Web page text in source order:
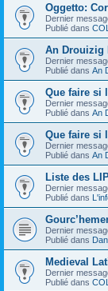
Oggetto:
Dernier
Publié dans
An Drouizig
Dernier
Publié dans An
Que faire si
Dernier
Publié dans An
Que faire si
Dernier
Publié dans An
Liste des
Dernier
Publié dans
Dernier
Publié dans
Medieval
Dernier
Publié dans